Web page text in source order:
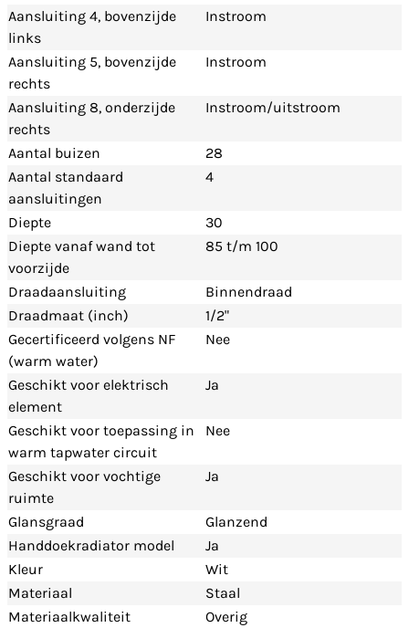
Aansluiting 4, bovenzijde
links
Instroom
Aansluiting 5, bovenzijde
rechts
Instroom
Aansluiting 8, onderzijde
rechts
Instroom/uitstroom
Aantal buizen
28
Aantal standaard
aansluitingen
4
Diepte
30
Diepte vanaf wand tot
voorzijde
85 t/m 100
Draadaansluiting
Binnendraad
Draadmaat (inch)
1/2"
Gecertificeerd volgens NF
(warm water)
Nee
Geschikt voor elektrisch
element
Ja
Geschikt voor toepassing in
warm tapwater circuit
Nee
Geschikt voor vochtige
ruimte
Ja
Glansgraad
Glanzend
Handdoekradiator model
Ja
Kleur
Wit
Materiaal
Staal
Materiaalkwaliteit
Overig